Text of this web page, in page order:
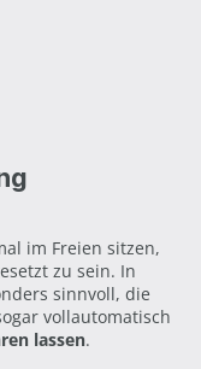
im Freien sitzen,
zu sein. In
sinnvoll, die
vollautomatisch
lassen.